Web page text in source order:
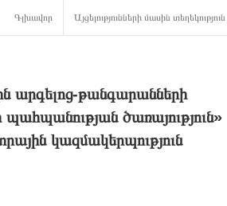
Գլխավոր Այցելությունների մասին տեղեկություն
արգելոց-թանգարանների
ծառայություն»
կազմակերպություն